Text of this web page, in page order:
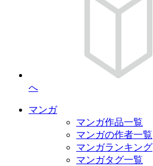
へ
マンガ
マンガ作品一覧
マンガの作者一覧
マンガランキング
マンガタグ一覧